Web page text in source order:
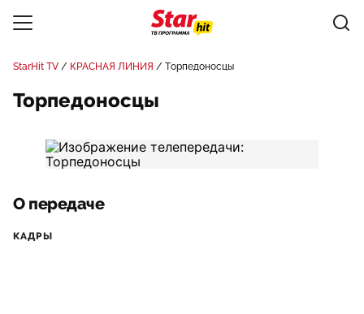
StarHit TV КРАСНАЯ ЛИНИЯ Торпедоносцы
Торпедоносцы
О передаче
КАДРЫ